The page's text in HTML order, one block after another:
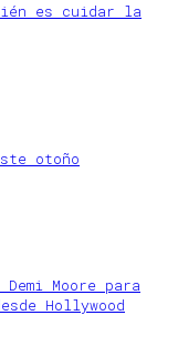
es cuidar la
otoño
Moore para
Hollywood